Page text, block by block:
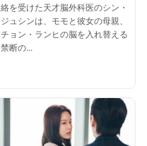
絡を受けた天才脳外科医のシン・
ジュシンは、モモと彼女の母親、
チョン・ランヒの脳を入れ替える
禁断の...